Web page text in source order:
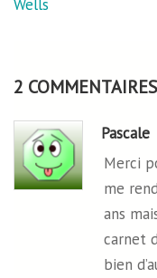
Wells
2 COMMENTAIRES
Pascale
Merci
me
ans
carnet
bien